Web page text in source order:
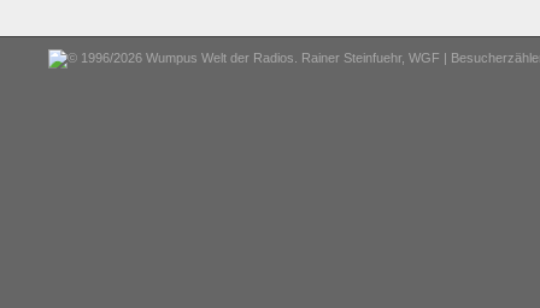
© 1996/2026 Wumpus Welt der Radios. Rainer Steinfuehr, WGF |